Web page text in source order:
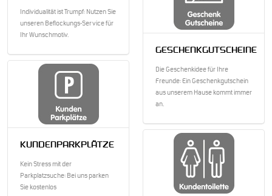
Individualität ist Trumpf: Nutzen Sie
unseren Beflockungs-Service für
Ihr Wunschmotiv.
GESCHENKGUTSCHEINE
Die Geschenkidee für Ihre
Freunde: Ein Geschenkgutschein
aus unserem Hause kommt immer
an.
KUNDENPARKPLÄTZE
Kein Stress mit der
Parkplatzsuche: Bei uns parken
Sie kostenlos